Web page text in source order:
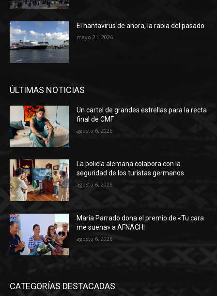
El hantavirus de ahora, la rabia del pasado
mayo 21, 2026
ÚLTIMAS NOTICIAS
Un cartel de grandes estrellas para la recta
final de CMF
agosto 6, 2026
La policía alemana colabora con la
seguridad de los turistas germanos
agosto 6, 2026
María Parrado dona el premio de «Tu cara
me suena» a AFNACHI
agosto 6, 2026
CATEGORÍAS DESTACADAS